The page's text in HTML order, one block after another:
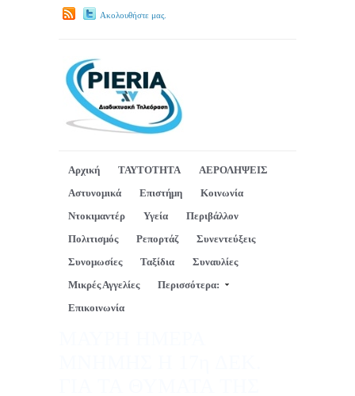
Ακολουθήστε μας.
Αρχική ΤΑΥΤΟΤΗΤΑ
ΑΕΡΟΛΗΨΕΙΣ
Αστυνομικά
Επιστήμη
Κοινωνία
Ντοκιμαντέρ
Υγεία
Περιβάλλον
Πολιτισμός
Ρεπορτάζ
Συνεντεύξεις
Συνομωσίες
Ταξίδια
Συναυλίες
Μικρές Αγγελίες
Περισσότερα:
Επικοινωνία